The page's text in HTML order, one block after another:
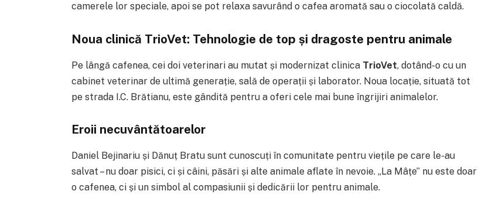
camerele lor speciale, apoi se pot relaxa savurând o cafea aromată sau o ciocolată caldă.
Noua clinică TrioVet: Tehnologie de top și dragoste pentru animale
Pe lângă cafenea, cei doi veterinari au mutat și modernizat clinica TrioVet, dotând-o cu un
cabinet veterinar de ultimă generație, sală de operații și laborator. Noua locație, situată tot
pe strada I.C. Brătianu, este gândită pentru a oferi cele mai bune îngrijiri animalelor.
Eroii necuvântătoarelor
Daniel Bejinariu și Dănuț Bratu sunt cunoscuți în comunitate pentru viețile pe care le-au
salvat – nu doar pisici, ci și câini, păsări și alte animale aflate în nevoie. „La Mâțe” nu este doar
o cafenea, ci și un simbol al compasiunii și dedicării lor pentru animale.